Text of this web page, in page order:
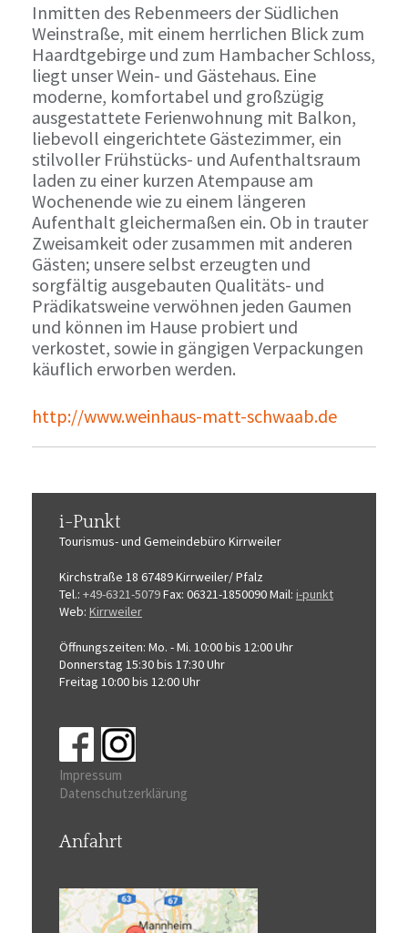
Inmitten des Rebenmeers der Südlichen
Weinstraße, mit einem herrlichen Blick zum
Haardtgebirge und zum Hambacher Schloss,
liegt unser Wein- und Gästehaus. Eine
moderne, komfortabel und großzügig
ausgestattete Ferienwohnung mit Balkon,
liebevoll eingerichtete Gästezimmer, ein
stilvoller Frühstücks- und Aufenthaltsraum
laden zu einer kurzen Atempause am
Wochenende wie zu einem längeren
Aufenthalt gleichermaßen ein. Ob in trauter
Zweisamkeit oder zusammen mit anderen
Gästen; unsere selbst erzeugten und
sorgfältig ausgebauten Qualitäts- und
Prädikatsweine verwöhnen jeden Gaumen
und können im Hause probiert und
verkostet, sowie in gängigen Verpackungen
käuflich erworben werden.
http://www.weinhaus-matt-schwaab.de
i-Punkt
Tourismus-und Gemeindebüro Kirrweiler
Kirchstraße 18 67489 Kirrweiler/ Pfalz
Tel.: +49-6321-5079Fax: 06321-1850090Mail: i-punkt
Web: Kirrweiler
Öffnungszeiten: Mo. - Mi. 10:00 bis 12:00 Uhr
Donnerstag 15:30 bis 17:30 Uhr
Freitag 10:00 bis 12:00 Uhr
Impressum
Datenschutzerklärung
Anfahrt